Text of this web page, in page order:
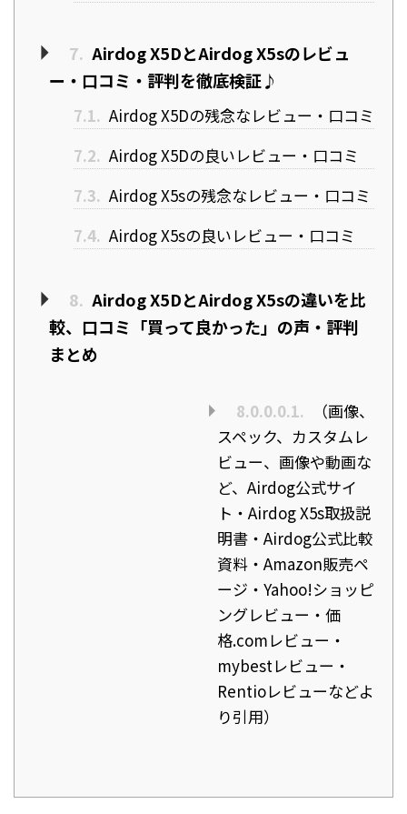
7. Airdog X5DとAirdog X5sのレビュ
ー・口コミ・評判を徹底検証♪
7.1. Airdog X5Dの残念なレビュー・口コミ
7.2. Airdog X5Dの良いレビュー・口コミ
7.3. Airdog X5sの残念なレビュー・口コミ
7.4. Airdog X5sの良いレビュー・口コミ
8. Airdog X5DとAirdog X5sの違いを比
較、口コミ「買って良かった」の声・評判
まとめ
8.0.0.0.1.
（画像、
スペック、カスタムレ
ビュー、画像や動画な
ど、Airdog公式サイ
ト・Airdog X5s取扱説
明書・Airdog公式比較
資料・Amazon販売ペ
ージ・Yahoo!ショッピ
ングレビュー・価
格.comレビュー・
mybestレビュー・
Rentioレビューなどよ
り引用）